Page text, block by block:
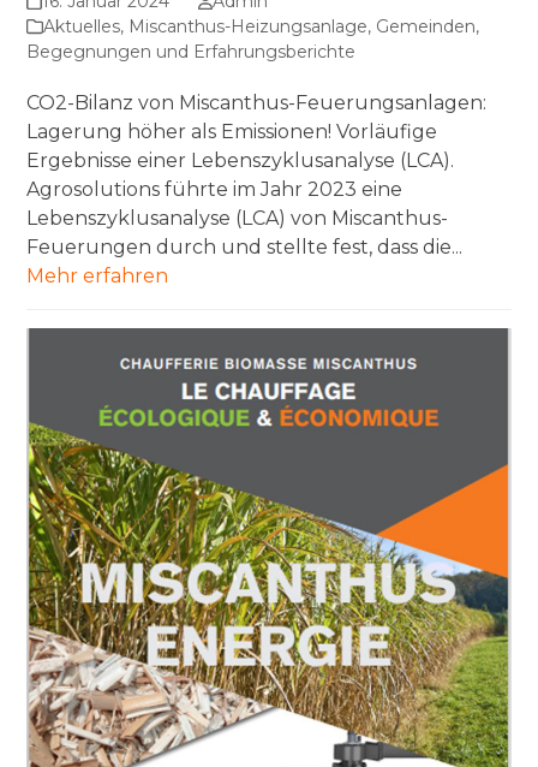
Aktuelles, Miscanthus-Heizungsanlage, Gemeinden,
Begegnungen und Erfahrungsberichte
CO2-Bilanz von Miscanthus-Feuerungsanlagen:
Lagerung höher als Emissionen! Vorläufige
Ergebnisse einer Lebenszyklusanalyse (LCA).
Agrosolutions führte im Jahr 2023 eine
Lebenszyklusanalyse (LCA) von Miscanthus-
Feuerungen durch und stellte fest, dass die...
Mehr erfahren